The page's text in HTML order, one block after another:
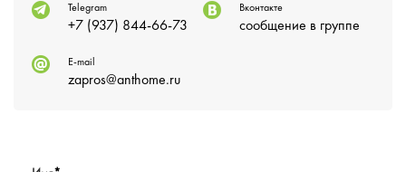
Telegram
+7 (937) 844-66-73
Вконтакте
сообщение в группе
E-mail
zapros@anthome.ru